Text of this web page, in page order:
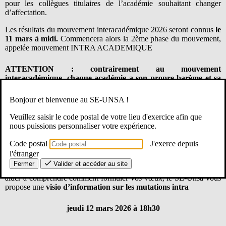
pour les collègues titulaires de l’académie souhaitant changer
d’affectation.
Les résultats du mouvement interacadémique 2026 seront connus le
11 mars à midi. Commencera alors la 2ème phase du mouvement,
appelée mouvement INTRA ACADEMIQUE
ATTENTION : contrairement au mouvement
interacadémique, chaque académie a son propre barème et sa
titulaire) :
Le serveur SIAM devrait ouvrir cette année
(jusqu’au 6 avril 2026)
Afin de vous informer sur le barème spécifique à Toulouse et vous
aider à comprendre comment formuler vos vœux, le SE-Unsa vous
propose une visio d’information sur les mutations intra
jeudi 12 mars 2026 à 18h30
Bonjour et bienvenue au SE-UNSA !
Veuillez saisir le code postal de votre lieu d'exercice afin que
nous puissions personnaliser votre expérience.
Code postal
J'exerce depuis
l'étranger
Fermer Valider et accéder au site